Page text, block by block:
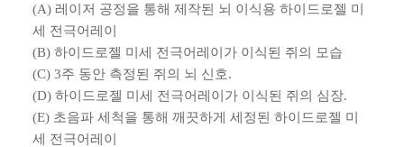
(A) 레이저 공정을 통해 제작된 뇌 이식용 하이드로젤 미
세 전극어레이
(B) 하이드로젤 미세 전극어레이가 이식된 쥐의 모습
(C) 3주 동안 측정된 쥐의 뇌 신호.
(D) 하이드로젤 미세 전극어레이가 이식된 쥐의 심장.
(E) 초음파 세척을 통해 깨끗하게 세정된 하이드로젤 미
세 전극어레이